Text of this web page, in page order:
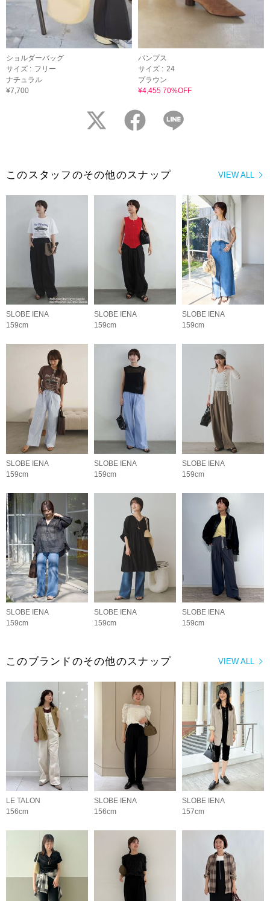
ショルダーバッグ
サイズ : フリー
ナチュラル
¥7,700
パンプス
サイズ : 24
ブラウン
¥4,455 70%OFF
twitter facebook
VIEW ALL
このスタッフのその他のスナップ
SLOBE IENA
159cm
SLOBE IENA
159cm
SLOBE IENA
159cm
SLOBE IENA
159cm
SLOBE IENA
159cm
SLOBE IENA
159cm
SLOBE IENA
159cm
SLOBE IENA
159cm
SLOBE IENA
159cm
VIEW ALL
このブランドのその他のスナップ
LE TALON
156cm
SLOBE IENA
156cm
SLOBE IENA
157cm